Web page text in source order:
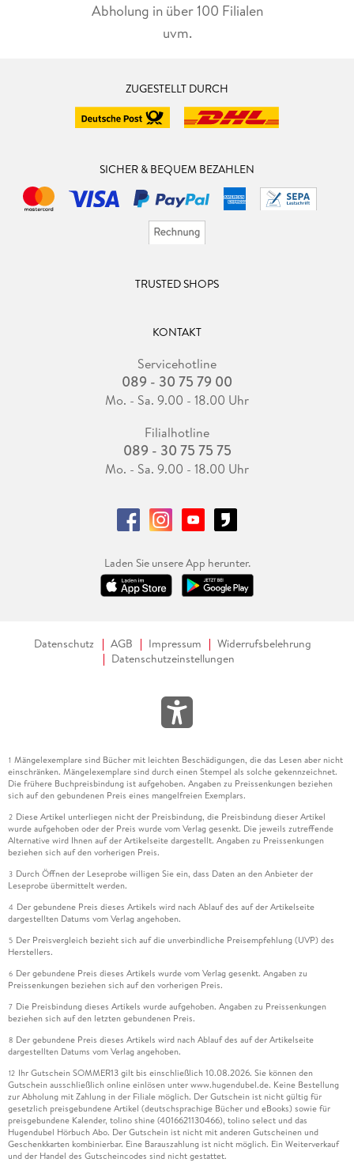
Abholung in über 100 Filialen
uvm.
ZUGESTELLT DURCH
SICHER & BEQUEM BEZAHLEN
TRUSTED SHOPS
KONTAKT
Servicehotline
089 - 30 75 79 00
Mo. - Sa. 9.00 - 18.00 Uhr
Filialhotline
089 - 30 75 75 75
Mo. - Sa. 9.00 - 18.00 Uhr
Laden Sie unsere App herunter.
Datenschutz AGB Impressum
Widerrufsbelehrung
Datenschutzeinstellungen
1 Mängelexemplare sind Bücher mit leichten Beschädigungen, die das Lesen aber nicht
einschränken. Mängelexemplare sind durch einen Stempel als solche gekennzeichnet.
Die frühere Buchpreisbindung ist aufgehoben. Angaben zu Preissenkungen beziehen
sich auf den gebundenen Preis eines mangelfreien Exemplars.
2 Diese Artikel unterliegen nicht der Preisbindung, die Preisbindung dieser Artikel
wurde aufgehoben oder der Preis wurde vom Verlag gesenkt. Die jeweils zutreffende
Alternative wird Ihnen auf der Artikelseite dargestellt. Angaben zu Preissenkungen
beziehen sich auf den vorherigen Preis.
3 Durch Öffnen der Leseprobe willigen Sie ein, dass Daten an den Anbieter der
Leseprobe übermittelt werden.
4 Der gebundene Preis dieses Artikels wird nach Ablauf des auf der Artikelseite
dargestellten Datums vom Verlag angehoben.
5 Der Preisvergleich bezieht sich auf die unverbindliche Preisempfehlung (UVP) des
Herstellers.
6 Der gebundene Preis dieses Artikels wurde vom Verlag gesenkt. Angaben zu
Preissenkungen beziehen sich auf den vorherigen Preis.
7 Die Preisbindung dieses Artikels wurde aufgehoben. Angaben zu Preissenkungen
beziehen sich auf den letzten gebundenen Preis.
8 Der gebundene Preis dieses Artikels wird nach Ablauf des auf der Artikelseite
dargestellten Datums vom Verlag angehoben.
12 Ihr Gutschein SOMMER13 gilt bis einschließlich 10.08.2026. Sie können den
Gutschein ausschließlich online einlösen unter www.hugendubel.de. Keine Bestellung
zur Abholung mit Zahlung in der Filiale möglich. Der Gutschein ist nicht gültig für
gesetzlich preisgebundene Artikel (deutschsprachige Bücher und eBooks) sowie für
preisgebundene Kalender, tolino shine (4016621130466), tolino select und das
Hugendubel Hörbuch Abo. Der Gutschein ist nicht mit anderen Gutscheinen und
Geschenkkarten kombinierbar. Eine Barauszahlung ist nicht möglich. Ein Weiterverkauf
und der Handel des Gutscheincodes sind nicht gestattet.